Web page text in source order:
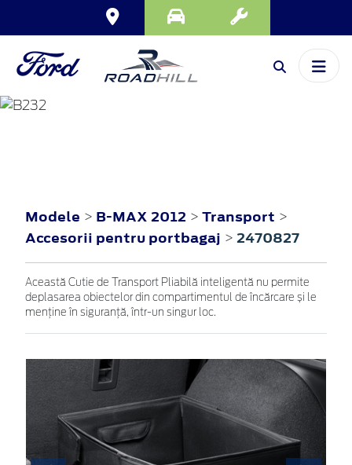
Modele > B-MAX 2012 > Transport >
Accesorii pentru portbagaj > 2470827
Această Cutie de Transport Pliabilă inteligentă nu permite
deplasarea obiectelor din compartimentul de încărcare și le
menține în siguranță, într-un singur loc.